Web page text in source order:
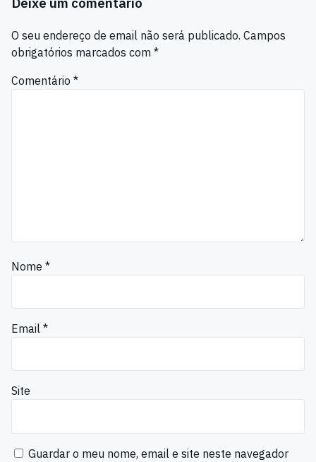
O seu endereço de email não será publicado. Campos
obrigatórios marcados com *
Comentário *
Nome *
Email *
Site
Guardar o meu nome, email e site neste navegador